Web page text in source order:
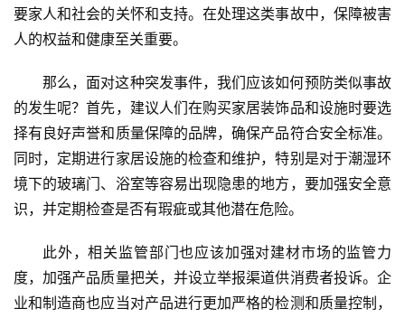
要家人和社会的关怀和支持。在处理这类事故中，保障被害
人的权益和健康至关重要。
那么，面对这种突发事件，我们应该如何预防类似事故
的发生呢？首先，建议人们在购买家居装饰品和设施时要选
择有良好声誉和质量保障的品牌，确保产品符合安全标准。
同时，定期进行家居设施的检查和维护，特别是对于潮湿环
境下的玻璃门、浴室等容易出现隐患的地方，要加强安全意
识，并定期检查是否有瑕疵或其他潜在危险。
此外，相关监管部门也应该加强对建材市场的监管力
度，加强产品质量把关，并设立举报渠道供消费者投诉。企
业和制造商也应当对产品进行更加严格的检测和质量控制，